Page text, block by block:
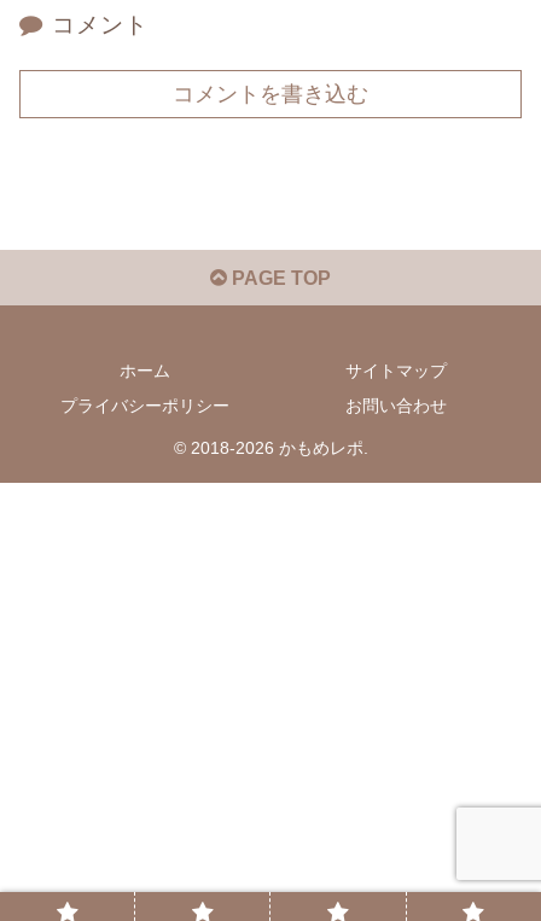
コメント
コメントを書き込む
PAGE TOP
ホーム
サイトマップ
プライバシーポリシー
お問い合わせ
© 2018-2026 かもめレポ.